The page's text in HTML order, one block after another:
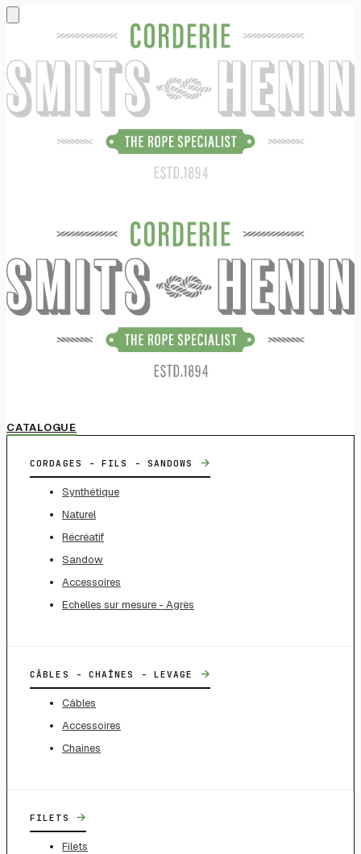
CATALOGUE
CORDAGES - FILS - SANDOWS →
Synthétique
Naturel
Récréatif
Sandow
Accessoires
Echelles sur mesure - Agrès
CÂBLES - CHAÎNES - LEVAGE →
Câbles
Accessoires
Chaines
FILETS →
Filets